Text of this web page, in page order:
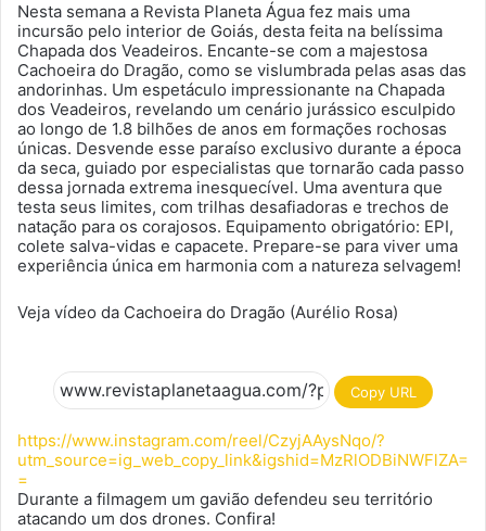
Nesta semana a Revista Planeta Água fez mais uma
incursão pelo interior de Goiás, desta feita na belíssima
Chapada dos Veadeiros. Encante-se com a majestosa
Cachoeira do Dragão, como se vislumbrada pelas asas das
andorinhas. Um espetáculo impressionante na Chapada
dos Veadeiros, revelando um cenário jurássico esculpido
ao longo de 1.8 bilhões de anos em formações rochosas
únicas. Desvende esse paraíso exclusivo durante a época
da seca, guiado por especialistas que tornarão cada passo
dessa jornada extrema inesquecível. Uma aventura que
testa seus limites, com trilhas desafiadoras e trechos de
natação para os corajosos. Equipamento obrigatório: EPI,
colete salva-vidas e capacete. Prepare-se para viver uma
experiência única em harmonia com a natureza selvagem!
Veja vídeo da Cachoeira do Dragão (Aurélio Rosa)
Copy URL
https://www.instagram.com/reel/CzyjAAysNqo/?
utm_source=ig_web_copy_link&igshid=MzRlODBiNWFlZA=
=
Durante a filmagem um gavião defendeu seu território
atacando um dos drones. Confira!